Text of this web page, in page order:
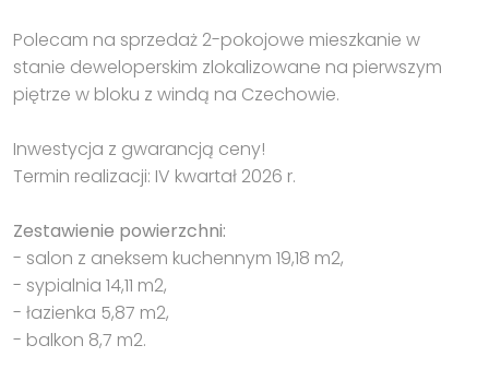
Polecam na sprzedaż 2-pokojowe mieszkanie w
stanie deweloperskim zlokalizowane na pierwszym
piętrze w bloku z windą na Czechowie.
Inwestycja z gwarancją ceny!
Termin realizacji: IV kwartał 2026 r.
Zestawienie powierzchni:
- salon z aneksem kuchennym 19,18 m2,
- sypialnia 14,11 m2,
- łazienka 5,87 m2,
- balkon 8,7 m2.